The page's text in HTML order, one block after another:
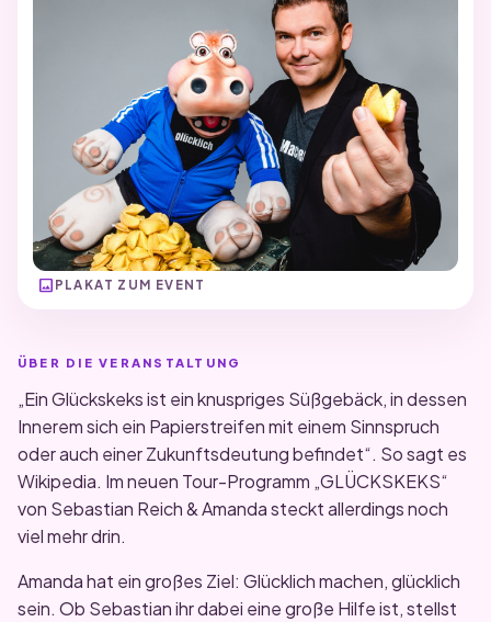
image PLAKAT ZUM EVENT
ÜBER DIE VERANSTALTUNG
„Ein Glückskeks ist ein knuspriges Süßgebäck, in dessen
Innerem sich ein Papierstreifen mit einem Sinnspruch
oder auch einer Zukunftsdeutung befindet“. So sagt es
Wikipedia. Im neuen Tour-Programm „GLÜCKSKEKS“
von Sebastian Reich & Amanda steckt allerdings noch
viel mehr drin.
Amanda hat ein großes Ziel: Glücklich machen, glücklich
sein. Ob Sebastian ihr dabei eine große Hilfe ist, stellst